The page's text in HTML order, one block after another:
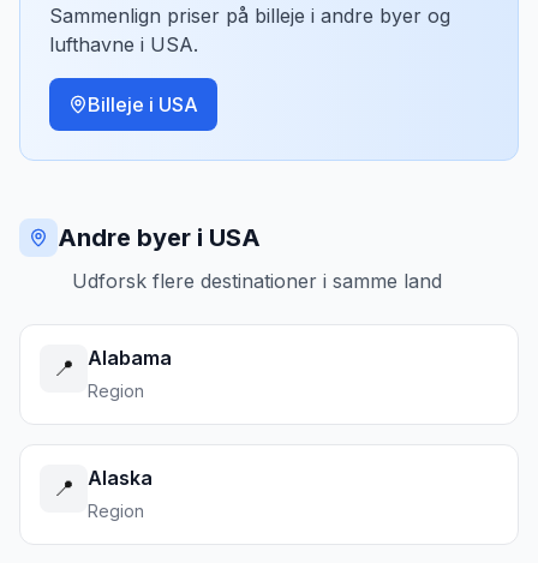
Sammenlign priser på billeje i andre byer og
lufthavne i USA.
Billeje i USA
Andre byer i USA
Udforsk flere destinationer i samme land
📍 Alabama
Region
📍 Alaska
Region